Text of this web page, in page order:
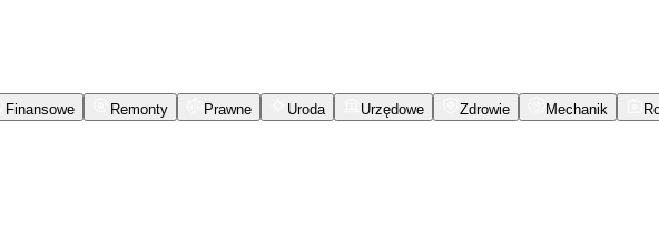
Finansowe Remonty Prawne Uroda Urzędowe Zdrowie Mechanik